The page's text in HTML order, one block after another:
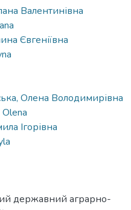
Валентинівна
Євгеніївна
Олена Володимирівна
Ігорівна
державний аграрно-